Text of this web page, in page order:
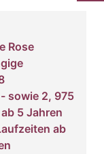
Rose
sowie 2, 975
5 Jahren
ab